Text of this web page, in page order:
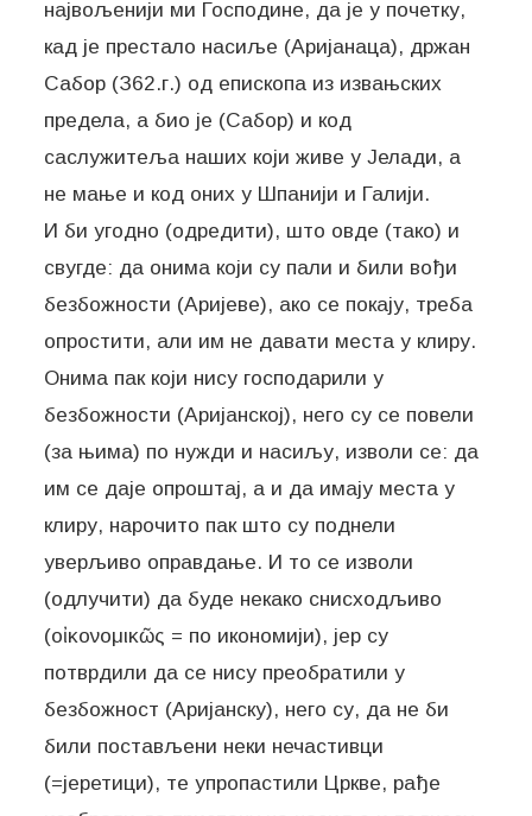
највољенији ми Господине, да је у почетку,
кад је престало насиље (Аријанаца), држан
Сабор (З62.г.) од епископа из извањских
предела, а био је (Сабор) и код
саслужитеља наших који живе у Јелади, а
не мање и код оних у Шпанији и Галији.
И би угодно (одредити), што овде (тако) и
свугде: да онима који су пали и били вођи
безбожности (Аријеве), ако се покају, треба
опростити, али им не давати места у клиру.
Онима пак који нису господарили у
безбожности (Аријанској), него су се повели
(за њима) по нужди и насиљу, изволи се: да
им се даје опроштај, а и да имају места у
клиру, нарочито пак што су поднели
уверљиво оправдање. И то се изволи
(одлучити) да буде некако снисходљиво
(οἰκονομικῶς = по икономији), јер су
потврдили да се нису преобратили у
безбожност (Аријанску), него су, да не би
били постављени неки нечастивци
(=јеретици), те упропастили Цркве, рађе